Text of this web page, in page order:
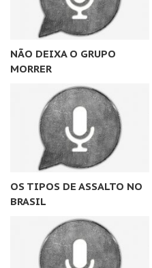
NÃO DEIXA O GRUPO
MORRER
OS TIPOS DE ASSALTO NO
BRASIL